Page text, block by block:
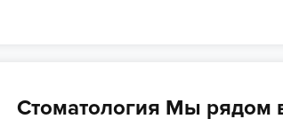
Стоматология Мы рядом